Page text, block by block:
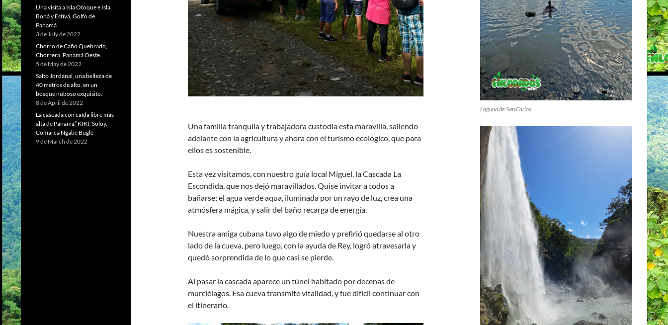
Una familia tranquila y trabajadora custodia esta maravilla, saliendo
adelante con la agricultura y ahora con el turismo ecológico, que para
ellos es sostenible.
Esta vez visitamos, con nuestro guía local Miguel, la Cascada La
Escondida, que nos dejó maravillados. Quise invitar a todos a
bañarse; el agua verde aqua, iluminada por un rayo de luz, crea una
atmósfera mágica, y salir del baño recarga de energía.
Nuestra amiga cubana tuvo algo de miedo y prefirió quedarse al otro
lado de la cueva, pero luego, con la ayuda de Rey, logró atravesarla y
quedó sorprendida de lo que casi se pierde.
Al pasar la cascada aparece un túnel habitado por decenas de
murciélagos. Esa cueva transmite vitalidad, y fue difícil continuar con
el itinerario.
Laguna de San Carlos
Una visita a Isla Otoque e Isla
Boná y Estivá, Golfo de
Panamá.
3 de July de 2022
Chorro de Caño Quebrado,
Chorrera, Panamá Oeste.
5 de May de 2022
Salto Jordanal, una belleza de
40 metros de alto, en un
bosque nuboso exquisito.
8 de April de 2022
La cascada con caída libre más
alta de Panamá” KIKI, Soloy,
Comarca Ngäbe Buglé
9 de March de 2022